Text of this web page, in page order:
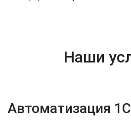
Наши
Автоматизация